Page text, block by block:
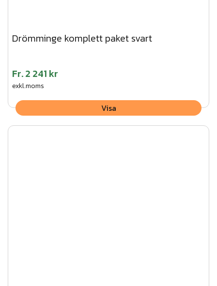
Drömminge komplett paket svart
Fr.2 241 kr
exkl.moms
Visa